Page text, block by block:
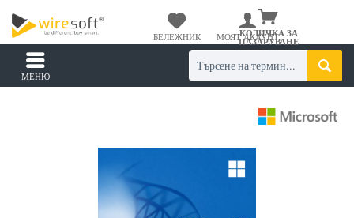
КОЛИЧКА ЗА
ПАЗАРУВАНЕ
БЕЛЕЖНИК МОЯТ АКАУНТ
МЕНЮ